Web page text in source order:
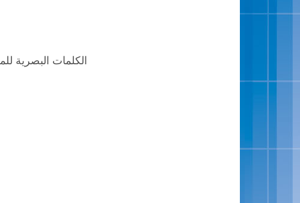
الكلمات البصرية